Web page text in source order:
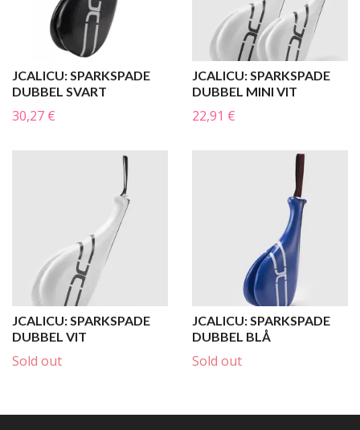
JCALICU: SPARKSPADE
DUBBEL SVART
30,27 €
JCALICU: SPARKSPADE
DUBBEL MINI VIT
22,91 €
JCALICU: SPARKSPADE
DUBBEL VIT
Sold out
JCALICU: SPARKSPADE
DUBBEL BLÅ
Sold out